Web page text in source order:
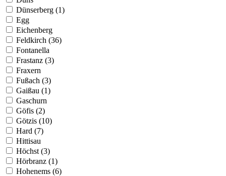
Dünserberg (1)
Egg
Eichenberg
Feldkirch (36)
Fontanella
Frastanz (3)
Fraxern
Fußach (3)
Gaißau (1)
Gaschurn
Göfis (2)
Götzis (10)
Hard (7)
Hittisau
Höchst (3)
Hörbranz (1)
Hohenems (6)